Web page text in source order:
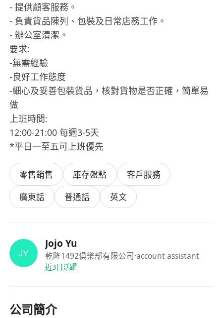
- 提供顧客服務。
- 負責貨品陳列、包裝及日常店務工作。
- 辦公室清潔。
要求:
-無需經驗
-良好工作態度
-細心及妥善包裝貨品，核對貨物是否正確，簡單易
做
上班時間:
12:00-21:00 每週3-5天
*平日一至五可上班優先
零售銷售 庫存盤點
客戶服務
廣東話
普通話 英文
Jojo Yu
乾隆1492俱樂部有限公司·account assistant
近3日活躍
公司簡介